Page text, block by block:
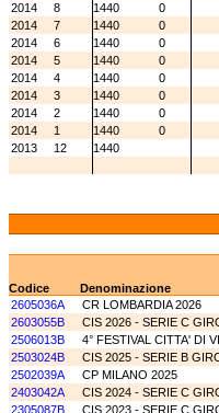
2014
8 1440
0
2014
7 1440
0
2014
6 1440
0
2014
5 1440
0
2014
4 1440
0
2014
3 1440
0
2014
2 1440
0
2014
1 1440
0
2013
12 1440
Codice
Denominazione
2605036A
CR LOMBARDIA 2026
2603055B
CIS 2026 - SERIE C
2506013B
4° FESTIVAL CITTA' DI
2503024B
CIS 2025 - SERIE B
2502039A
CP MILANO 2025
2403042A
CIS 2024 - SERIE C
2305087B
CIS 2023 - SERIE C